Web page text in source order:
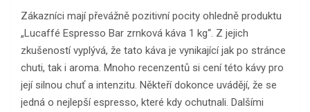
Zákazníci mají převážně pozitivní pocity ohledně produktu
„Lucaffé Espresso Bar zrnková káva 1 kg“. Z jejich
zkušeností vyplývá, že tato káva je vynikající jak po stránce
chuti, tak i aroma. Mnoho recenzentů si cení této kávy pro
její silnou chuť a intenzitu. Někteří dokonce uvádějí, že se
jedná o nejlepší espresso, které kdy ochutnali. Dalšími